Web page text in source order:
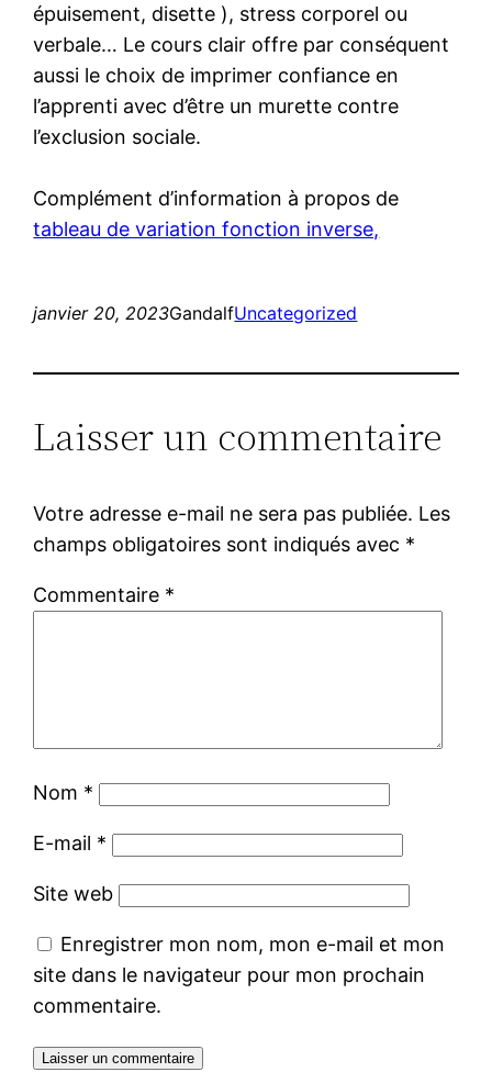
épuisement, disette ), stress corporel ou
verbale… Le cours clair offre par conséquent
aussi le choix de imprimer confiance en
l’apprenti avec d’être un murette contre
l’exclusion sociale.
Complément d’information à propos de
tableau de variation fonction inverse,
janvier 20, 2023GandalfUncategorized
Laisser un commentaire
Votre adresse e-mail ne sera pas publiée. Les
champs obligatoires sont indiqués avec *
Commentaire *
Nom *
E-mail *
Site web
Enregistrer mon nom, mon e-mail et mon
site dans le navigateur pour mon prochain
commentaire.